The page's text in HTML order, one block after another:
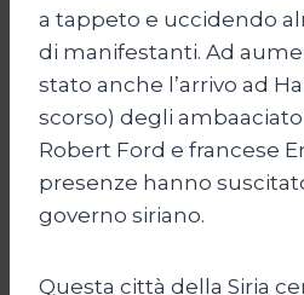
a tappeto e uccidendo
di manifestanti. Ad
stato anche l’arrivo ad
scorso) degli
Robert Ford e francese
presenze hanno
governo siriano.
Questa città della Siria